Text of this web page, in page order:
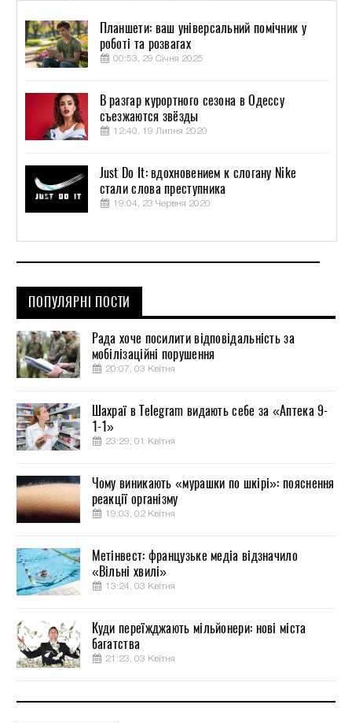
Планшети: ваш універсальний помічник у
роботі та розвагах
00:53, 29 Січня 2025
В разгар курортного сезона в Одессу
съезжаются звёзды
12:40, 19 Липня 2020
Just Do It: вдохновением к слогану Nike
стали слова преступника
19:04, 23 Червня 2020
ПОПУЛЯРНІ ПОСТИ
Рада хоче посилити відповідальність за
мобілізаційні порушення
20:07, 03 Квітня
Шахраї в Telegram видають себе за «Аптека 9-
1-1»
23:29, 01 Квітня
Чому виникають «мурашки по шкірі»: пояснення
реакції організму
19:03, 02 Квітня
Метінвест: французьке медіа відзначило
«Вільні хвилі»
13:24, 03 Квітня
Куди переїжджають мільйонери: нові міста
багатства
21:23, 03 Квітня